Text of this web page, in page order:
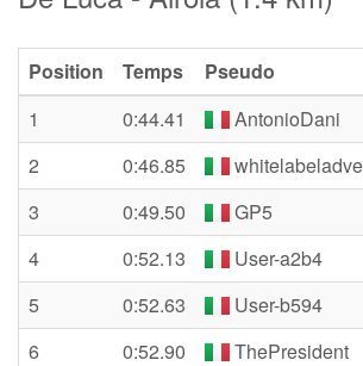
Position Temps Pseudo
1
0:44.41 AntonioDani
2
0:46.85
3
0:49.50 GP5
4
0:52.13 User-a2b4
5
0:52.63 User-b594
6
0:52.90 ThePresident